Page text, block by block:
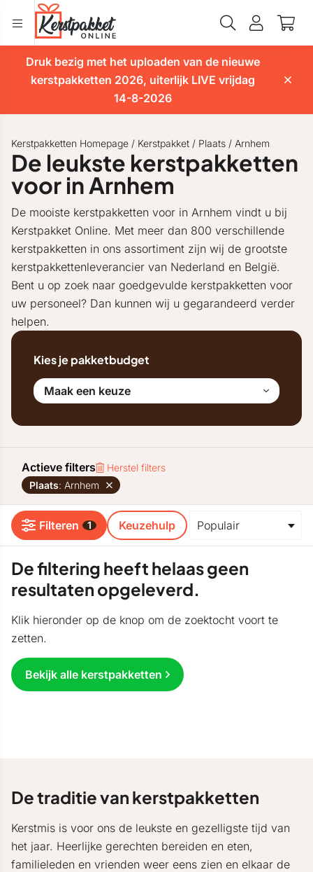
Druk bezig met het uploaden van de nieuwe
kerstpakketten 2026, uiterlijk LIVE vrijdag
14-8-2026
Kerstpakketten Homepage / Kerstpakket / Plaats / Arnhem
De leukste kerstpakketten
voor in Arnhem
De mooiste kerstpakketten voor in Arnhem vindt u bij
Kerstpakket Online. Met meer dan 800 verschillende
kerstpakketten in ons assortiment zijn wij de grootste
kerstpakkettenleverancier van Nederland en België.
Bent u op zoek naar goedgevulde kerstpakketten voor
uw personeel? Dan kunnen wij u gegarandeerd verder
helpen.
Kies je pakketbudget
Maak een keuze
Actieve filters
Herstel filters
Plaats: Arnhem
Filteren 1 Keuzehulp
De filtering heeft helaas geen
resultaten opgeleverd.
Klik hieronder op de knop om de zoektocht voort te
zetten.
Bekijk alle kerstpakketten
De traditie van kerstpakketten
Kerstmis is voor ons de leukste en gezelligste tijd van
het jaar. Heerlijke gerechten bereiden en eten,
familieleden en vrienden weer eens zien en elkaar de